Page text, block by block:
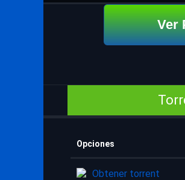
Ver
Opciones
Obtener torrent